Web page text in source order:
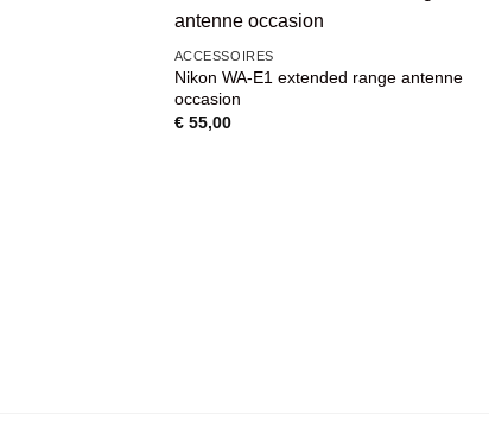
WENSENLIJST
ACCESSOIRES
Nikon WA-E1 extended range antenne
occasion
€55,00